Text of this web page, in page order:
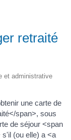
retraité
et administrative
une carte de
span>, sous
de séjour <span
(ou elle) a <a